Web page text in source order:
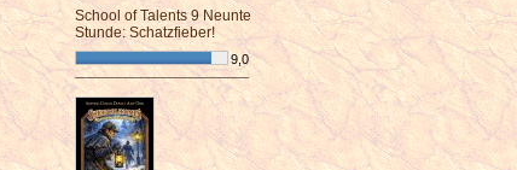
School of Talents 9 Neunte
Stunde: Schatzfieber!
9,0
¯¯¯¯¯¯¯¯¯¯¯¯¯¯¯¯¯¯¯¯¯¯¯¯